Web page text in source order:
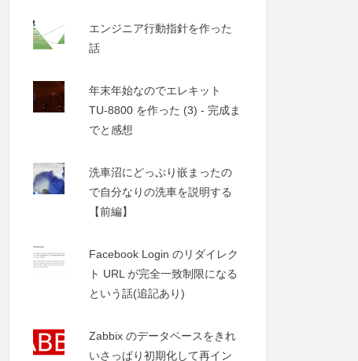
エンジニア行動指針を作った
話
年末年始なのでエレキット
TU-8800 を作った (3) - 完成ま
でと感想
洗車沼にどっぷり嵌まったの
で自分なりの洗車を説明する
【前編】
Facebook Login のリダイレク
ト URL が完全一致制限になる
という話(追記あり)
Zabbix のデータベースをきれ
いさっぱり初期化して再イン